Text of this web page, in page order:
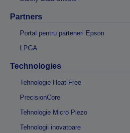
Partners
Portal pentru parteneri Epson
LPGA
Technologies
Tehnologie Heat-Free
PrecisionCore
Tehnologie Micro Piezo
Tehnologii inovatoare